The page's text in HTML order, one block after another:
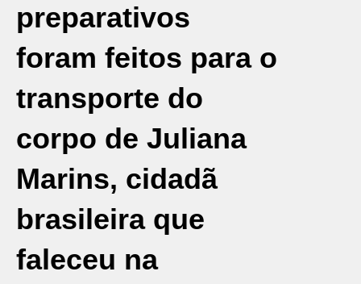
preparativos
foram feitos para o
transporte do
corpo de Juliana
Marins, cidadã
brasileira que
faleceu na